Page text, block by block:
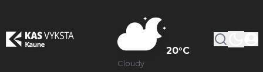
20°C
Cloudy